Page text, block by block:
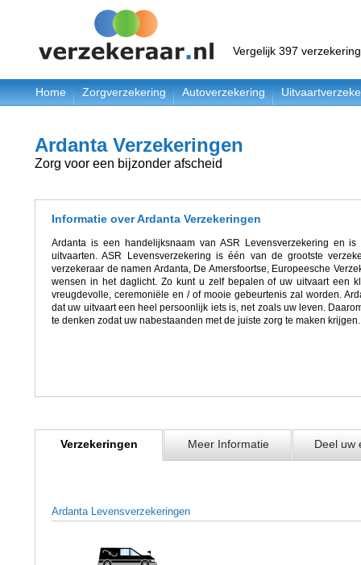
Vergelijk 397
Home Zorgverzekering Autoverzekering
Ardanta Verzekeringen
Zorg voor een bijzonder afscheid
Informatie over Ardanta Verzekeringen
Ardanta is een handelijksnaam van ASR Levensverzekering en
uitvaarten. ASR Levensverzekering is één van de grootste
verzekeraar de namen Ardanta, De Amersfoortse, Europeesche
wensen in het daglicht. Zo kunt u zelf bepalen of uw uitvaart een
vreugdevolle, ceremoniële en / of mooie gebeurtenis zal worden.
dat uw uitvaart een heel persoonlijk iets is, net zoals uw leven.
te denken zodat uw nabestaanden met de juiste zorg te maken krijgen.
Verzekeringen Meer Informatie Deel uw
Ardanta Levensverzekeringen